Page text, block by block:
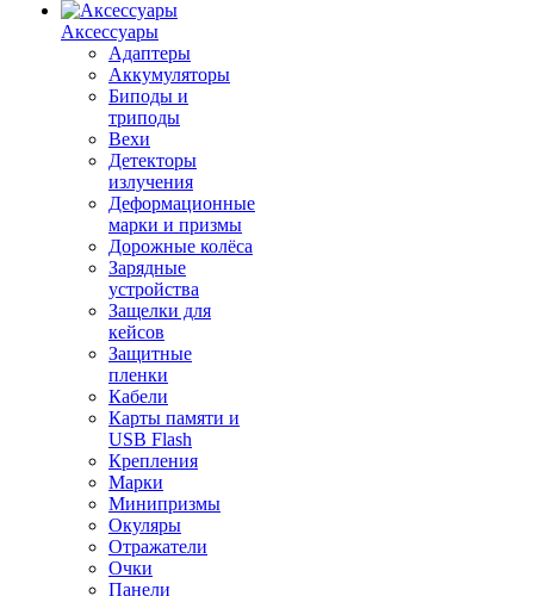
Аксессуары
Адаптеры
Аккумуляторы
Биподы и
триподы
Вехи
Детекторы
излучения
Деформационные
марки и призмы
Дорожные колёса
Зарядные
устройства
Защелки для
кейсов
Защитные
пленки
Кабели
Карты памяти и
USB Flash
Крепления
Марки
Минипризмы
Окуляры
Отражатели
Очки
Панели